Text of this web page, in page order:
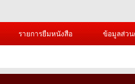
รายการยืมหนังสือ ข้อมูลส่ว